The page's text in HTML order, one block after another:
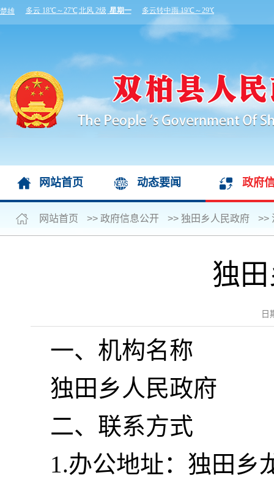
网站首页 动态要闻 政府
网站首页 >> 政府信息公开 >> 独田乡人民政府 >>
独
日
一、机构名称
独田乡人民政府
二、联系方式
1.办公地址：独田乡